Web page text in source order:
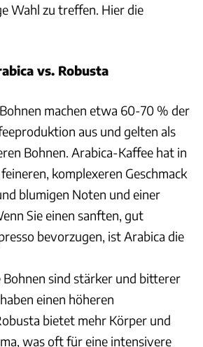
Wahl zu treffen. Hier die
vs. Robusta
machen etwa 60-70 % der
aus und gelten als
Bohnen. Arabica-Kaffee hat in
komplexeren Geschmack
blumigen Noten und einer
Sie einen sanften, gut
bevorzugen, ist Arabica die
Bohnen sind stärker und bitterer
einen höheren
bietet mehr Körper und
was oft für eine intensivere